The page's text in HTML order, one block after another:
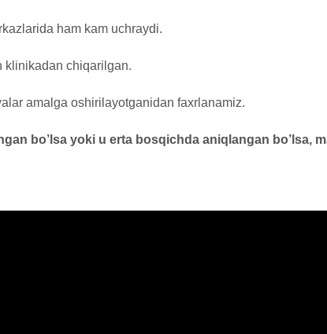
ham kam uchraydi.
klinikadan chiqarilgan.
amalga oshirilayotganidan faxrlanamiz.
bo’lsa yoki u erta bosqichda aniqlangan bo’lsa,